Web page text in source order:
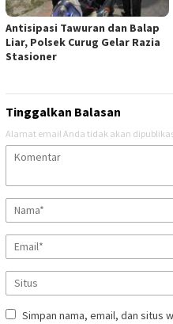
Antisipasi Tawuran dan Balap
Liar, Polsek Curug Gelar Razia
Stasioner
Tinggalkan Balasan
Alamat email Anda tidak akan
Simpan nama, email, dan situs